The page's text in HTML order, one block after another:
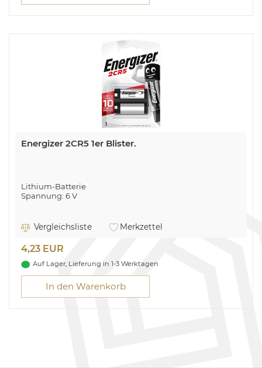
Energizer 2CR5 1er Blister.
Lithium-Batterie
Spannung: 6 V
Vergleichsliste Merkzettel
4,23 EUR
Auf Lager, Lieferung in 1-3 Werktagen
In den Warenkorb